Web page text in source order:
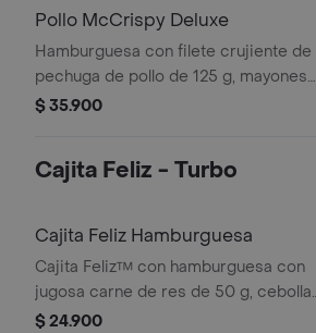
Pollo McCrispy Deluxe
Hamburguesa con filete crujiente de
pechuga de pollo de 125 g, mayonesa
cremosa, lechuga fresca y tomate, en
$ 35.900
Cajita Feliz - Turbo
Cajita Feliz Hamburguesa
Cajita Feliz™ con hamburguesa con
jugosa carne de res de 50 g, cebolla,
pepinillos, salsa de tomate y mostaza,
$ 24.900